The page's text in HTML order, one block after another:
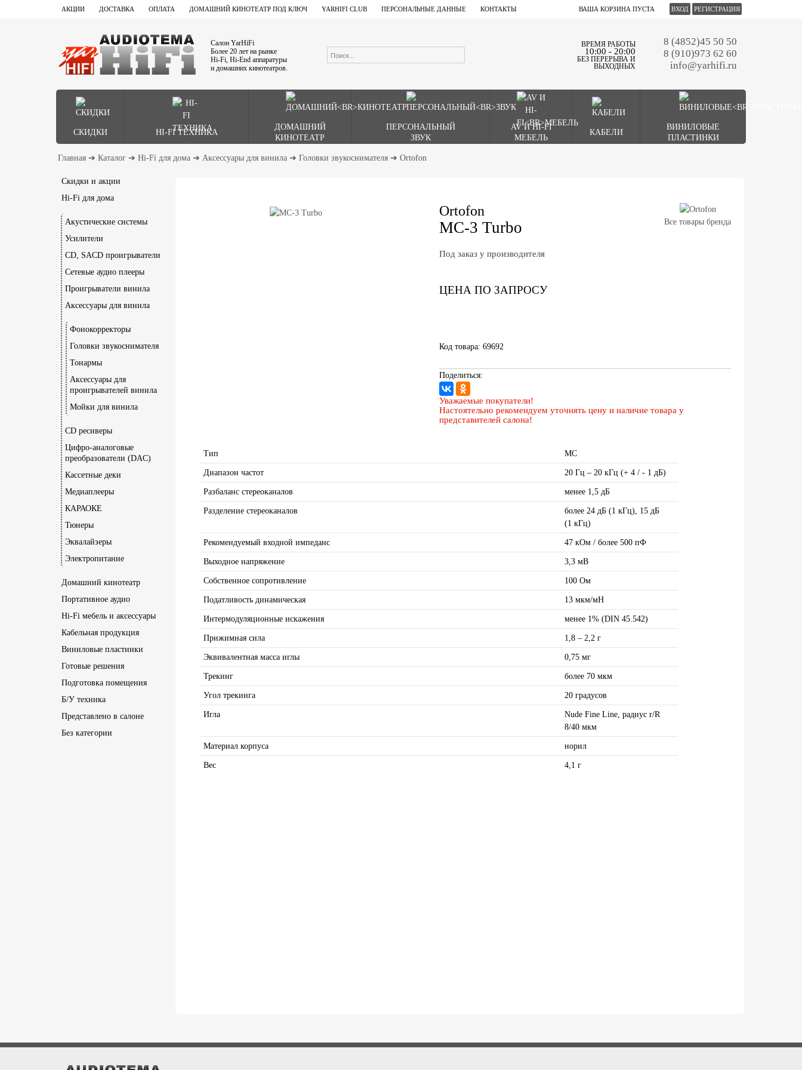
АКЦИИ ДОСТАВКА ОПЛАТА ДОМАШНИЙ КИНОТЕАТР ПОД КЛЮЧ YARHIFI CLUB ПЕРСОНАЛЬНЫЕ ДАННЫЕ КОНТАКТЫ ВХОД РЕГИСТРАЦИЯ
ВАША КОРЗИНА ПУСТА
Салон YarHiFi
Более 20 лет на рынке
Hi-Fi, Hi-End аппаратуры
и домашних кинотеатров.
ВРЕМЯ РАБОТЫ
10:00 - 20:00
БЕЗ ПЕРЕРЫВА И
ВЫХОДНЫХ
8 (4852)45 50 50
8 (910)973 62 60
info@yarhifi.ru
СКИДКИ HI-FI ТЕХНИКА
ДОМАШНИЙ
КИНОТЕАТР
ПЕРСОНАЛЬНЫЙ
ЗВУК
AV И HI-FI
МЕБЕЛЬ
КАБЕЛИ
ВИНИЛОВЫЕ
ПЛАСТИНКИ
Главная ➔ Каталог ➔ Hi-Fi для дома ➔ Аксессуары для винила ➔ Головки звукоснимателя ➔ Ortofon
Скидки и акции
Hi-Fi для дома
Акустические системы
Усилители
CD, SACD проигрыватели
Сетевые аудио плееры
Проигрыватели винила
Аксессуары для винила
Фонокорректоры
Головки звукоснимателя
Тонармы
Аксессуары для
проигрывателей винила
Мойки для винила
CD ресиверы
Цифро-аналоговые
преобразователи (DAC)
Кассетные деки
Медиаплееры
КАРАОКЕ
Тюнеры
Эквалайзеры
Электропитание
Домашний кинотеатр
Портативное аудио
Hi-Fi мебель и аксессуары
Кабельная продукция
Виниловые пластинки
Готовые решения
Подготовка помещения
Б/У техника
Представлено в салоне
Без категории
Ortofon
MC-3 Turbo Все товары бренда
Под заказ у производителя
ЦЕНА ПО ЗАПРОСУ
Код товара: 69692
Поделиться:
Уважаемые покупатели!
Настоятельно рекомендуем уточнять цену и наличие товара у
представителей салона!
Тип MC
Диапазон частот 20 Гц – 20 кГц (+ 4 / - 1 дБ)
Разбаланс стереоканалов менее 1,5 дБ
Разделение стереоканалов
более 24 дБ (1 кГц), 15 дБ
(1 кГц)
Рекомендуемый входной импеданс 47 кОм / более 500 пФ
Выходное напряжение 3,3 мВ
Собственное сопротивление 100 Ом
Податливость динамическая 13 мкм/мН
Интермодуляционные искажения менее 1% (DIN 45.542)
Прижимная сила 1,8 – 2,2 г
Эквивалентная масса иглы 0,75 мг
Трекинг более 70 мкм
Угол трекинга 20 градусов
Игла
Nude Fine Line, радиус r/R
8/40 мкм
Материал корпуса норил
Вес 4,1 г